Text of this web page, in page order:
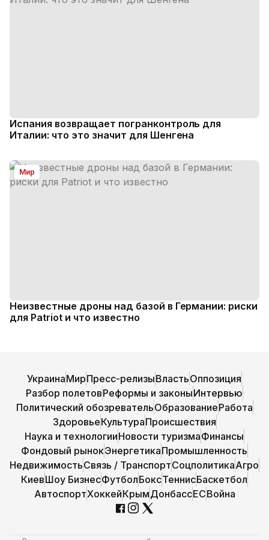
Испания возвращает погранконтроль для
Италии: что это значит для Шенгена
Мир
Неизвестные дроны над базой в Германии: риски
для Patriot и что известно
УкраинаМирПресс-релизыВластьОппозиция
Разбор полетовРеформы и законыИнтервью
Политический обозревательОбразованиеРабота
ЗдоровьеКультураПроисшествия
Наука и технологииНовости туризмаФинансы
Фондовый рынокЭнергетикаПромышленность
НедвижимостьСвязь / ТранспортСоцполитикаАгро
КиевШоу БизнесФутболБоксТеннисБаскетбол
АвтоспортХоккейКрымДонбассЕСВойна